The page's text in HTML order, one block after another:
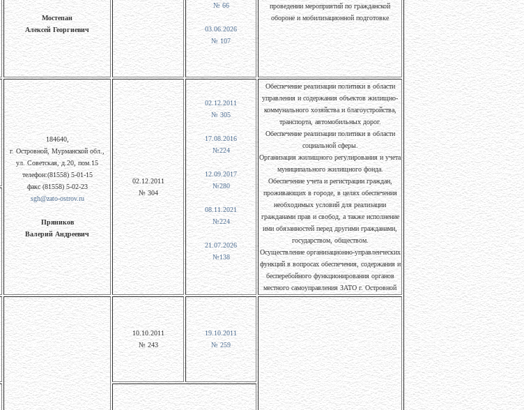
Мостепан
Алексей Георгиевич
проведении мероприятий по гражданской
обороне и мобилизационной подготовке
№ 66
03.06.2026
№ 107
184640,
г. Островной, Мурманской обл.,
ул. Советская, д.20, пом.15
телефон:(81558) 5-01-15
факс (81558) 5-02-23
sgh@zato-ostrov.ru
Пряников
Валерий Андреевич
02.12.2011
№ 304
02.12.2011
№ 305
17.08.2016
№224
12.09.2017
№280
08.11.2021
№224
21.07.2026
№138
Обеспечение реализации политики в области
управления и содержания объектов жилищно-
коммунального хозяйства и благоустройства,
транспорта, автомобильных дорог.
Обеспечение реализации политики в области
социальной сферы.
Организация жилищного регулирования и учета
муниципального жилищного фонда.
Обеспечение учета и регистрации граждан,
проживающих в городе, в целях обеспечения
необходимых условий для реализации
гражданами прав и свобод, а также исполнение
ими обязанностей перед другими гражданами,
государством, обществом.
Осуществление организационно-управленческих
функций в вопросах обеспечения, содержания и
бесперебойного функционирования органов
местного самоуправления ЗАТО г. Островной
10.10.2011
№ 243
19.10.2011
№ 259